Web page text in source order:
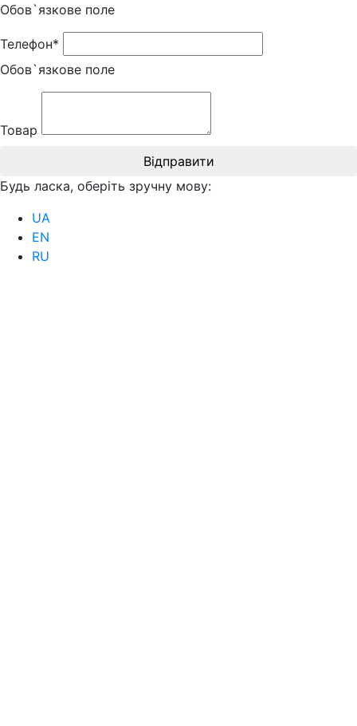
Обов`язкове поле
Телефон*
Обов`язкове поле
Товар
Відправити
Будь ласка, оберіть зручну мову:
UA
EN
RU